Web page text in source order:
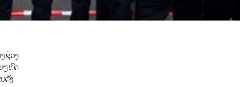
ຊ່ວງ​
ໆທົດ​
ດັ່ງ